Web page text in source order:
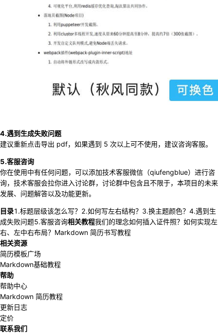
4.遇到生成失败问题
建议重新点击导出 pdf，如果遇到 5 次以上可不使用，建议咨询客服。
5.客服咨询
你在使用中有任何问题，可以添加技术客服微信（qiufengblue）进行咨
询，技术客服会拉你进入讨论群，讨论群中包含且不限于，本项目的未来
发展、问题解答以及功能更新。
目录1.标题层级该怎么写？ 2.如何写左右结构？ 3.换主题颜色？ 4.遇到生
成失败问题5.客服咨询相关教程我们的理念如何插入证件照？ 如何实现左
右、左中右布局？ Markdown 简历书写教程
相关资源
简历模板广场
Markdown基础教程
帮助
帮助中心
Markdown 简历教程
更新日志
定价
联系我们